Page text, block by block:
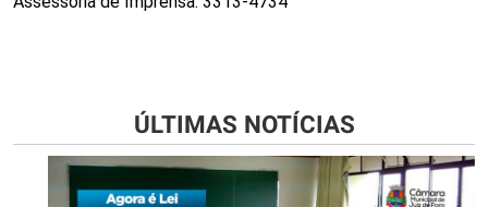
ÚLTIMAS NOTÍCIAS